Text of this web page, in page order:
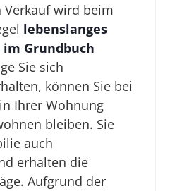
wird beim
lebenslanges
Grundbuch
Sie sich
können Sie bei
Ihrer Wohnung
bleiben. Sie
auch
erhalten die
Aufgrund der